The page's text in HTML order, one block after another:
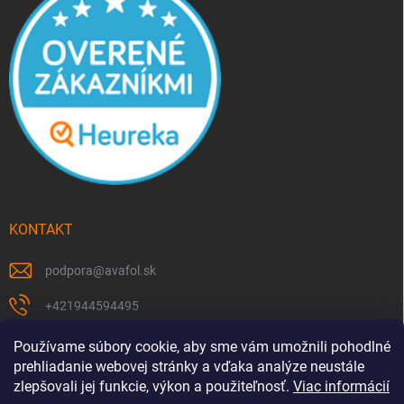
Používame súbory cookie, aby sme vám umožnili pohodlné
prehliadanie webovej stránky a vďaka analýze neustále
zlepšovali jej funkcie, výkon a použiteľnosť. Viac informácií
KONTAKT
podpora@avafol.sk
+421944594495
https://www.facebook.com/p/avafolsk-100091961793102/
avafol.sk/